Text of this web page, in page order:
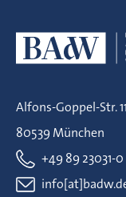
Alfons-Goppel-Str.
80539 München
+49 89 23031-0